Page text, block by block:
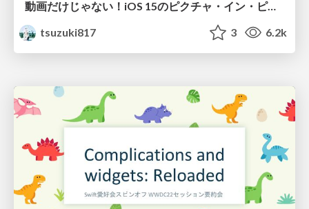
動画だけじゃない！iOS 15のピクチャ・イン・ピクチャを使って好きなUIを表示させよう！
tsuzuki817
3 6.2k